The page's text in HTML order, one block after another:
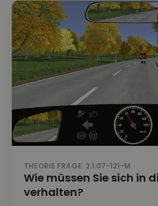
THEORIE FRAGE: 2.1.07-121-M
Wie müssen Sie sich in
verhalten?